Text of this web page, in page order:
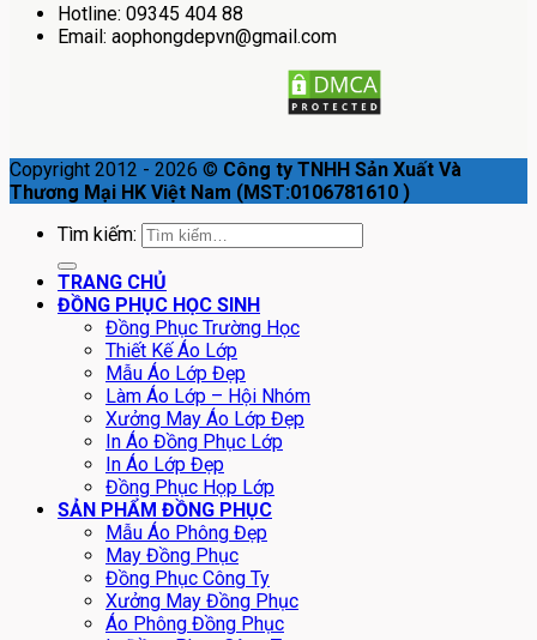
Hotline: 09345 404 88
Email: aophongdepvn@gmail.com
Copyright 2012 - 2026 © Công ty TNHH Sản Xuất Và
Thương Mại HK Việt Nam (MST:0106781610 )
Tìm kiếm:
TRANG CHỦ
ĐỒNG PHỤC HỌC SINH
Đồng Phục Trường Học
Thiết Kế Áo Lớp
Mẫu Áo Lớp Đẹp
Làm Áo Lớp – Hội Nhóm
Xưởng May Áo Lớp Đẹp
In Áo Đồng Phục Lớp
In Áo Lớp Đẹp
Đồng Phục Họp Lớp
SẢN PHẨM ĐỒNG PHỤC
Mẫu Áo Phông Đẹp
May Đồng Phục
Đồng Phục Công Ty
Xưởng May Đồng Phục
Áo Phông Đồng Phục